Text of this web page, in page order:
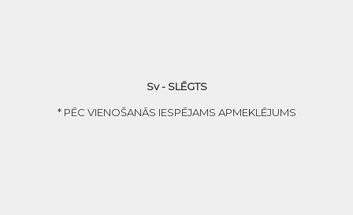
Sv - SLĒGTS
* PĒC VIENOŠANĀS IESPĒJAMS APMEKLĒJUMS